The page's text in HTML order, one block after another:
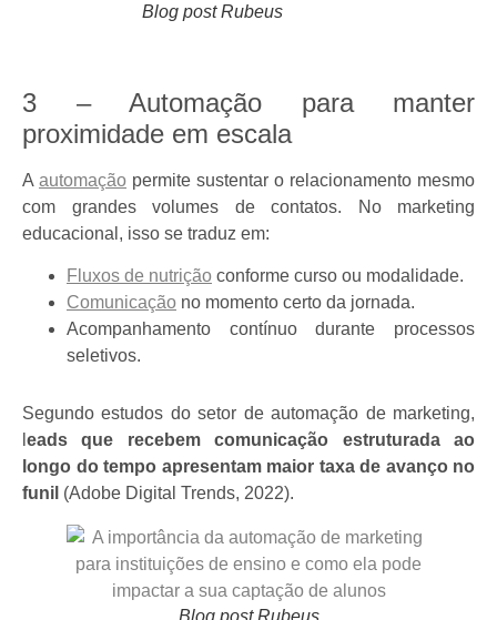
Blog post Rubeus
3 – Automação para manter
proximidade em escala
A automação permite sustentar o relacionamento mesmo
com grandes volumes de contatos. No marketing
educacional, isso se traduz em:
Fluxos de nutrição conforme curso ou modalidade.
Comunicação no momento certo da jornada.
Acompanhamento contínuo durante processos
seletivos.
Segundo estudos do setor de automação de marketing,
eads que recebem comunicação estruturada ao
longo do tempo apresentam maior taxa de avanço no
funil (Adobe Digital Trends, 2022).
Blog post Rubeus